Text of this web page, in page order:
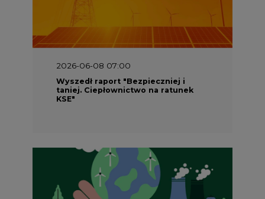
2026-06-08 07:00
taniej. Ciepłownictwo na ratunek
KSE"